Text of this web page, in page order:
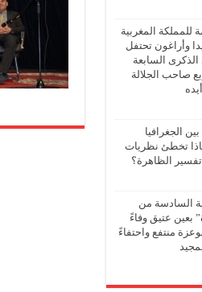
للمملكة المغربية
وأراغون تحتفل
الذكرى السابعة
صاحب الجلالة
الجغرافيا
تخطئ نظريات
الظاهرة؟
السادسة من
بعين عتيق وفاءً
منتفع واحتفاءً